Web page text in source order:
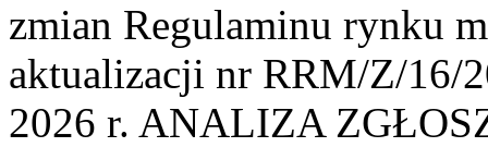
zmian Regulaminu rynku
aktualizacji nr RRM/Z/16/
2026 r. ANALIZA